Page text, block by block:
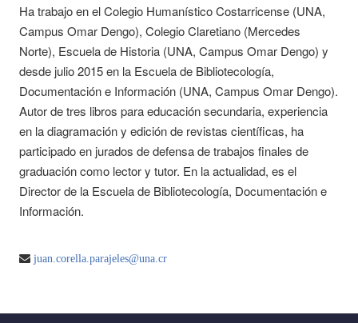
Ha trabajo en el Colegio Humanístico Costarricense (UNA,
Campus Omar Dengo), Colegio Claretiano (Mercedes
Norte), Escuela de Historia (UNA, Campus Omar Dengo) y
desde julio 2015 en la Escuela de Bibliotecología,
Documentación e Información (UNA, Campus Omar Dengo).
Autor de tres libros para educación secundaria, experiencia
en la diagramación y edición de revistas científicas, ha
participado en jurados de defensa de trabajos finales de
graduación como lector y tutor. En la actualidad, es el
Director de la Escuela de Bibliotecología, Documentación e
Información.
juan.corella.parajeles@una.cr